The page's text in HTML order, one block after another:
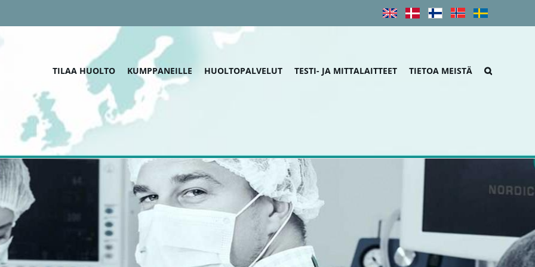
TILAA HUOLTO KUMPPANEILLE HUOLTOPALVELUT TESTI- JA MITTALAITTEET TIETOA MEISTÄ